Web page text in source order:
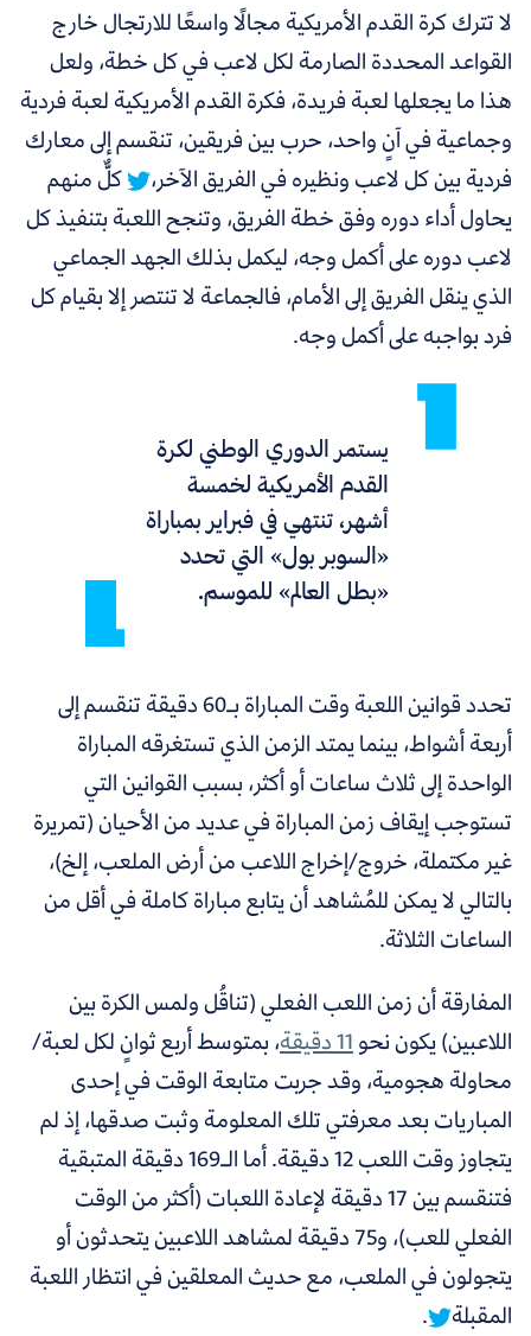
لا تترك كرة القدم الأمريكية مجالًا واسعًا للارتجال خارج
القواعد المحددة الصارمة لكل لاعب في كل خطة، ولعل
هذا ما يجعلها لعبة فريدة،فكرة القدم الأمريكية لعبة فردية
وجماعية في آنٍ واحد، حرب بين فريقين، تنقسم إلى معارك
فردية بين كل لاعب ونظيره في الفريق الآخر،
كلٌّ منهم
يحاول أداء دوره وفق خطة الفريق، وتنجح اللعبة بتنفيذ كل
لاعب دوره على أكمل وجه، ليكمل بذلك الجهد الجماعي
الذي ينقل الفريق إلى الأمام، فالجماعة لا تنتصر إلا بقيام كل
فرد بواجبه على أكمل وجه.
يستمر الدوري الوطني لكرة
القدم الأمريكية لخمسة
أشهر، تنتهي في فبراير بمباراة
«السوبر بول» التي تحدد
«بطل العالم» للموسم.
تحدد قوانين اللعبة وقت المباراة بـ60 دقيقة تنقسم إلى
أربعة أشواط، بينما يمتد الزمن الذي تستغرقه المباراة
الواحدة إلى ثلاث ساعات أو أكثر، بسبب القوانين التي
تستوجب إيقاف زمن المباراة في عديد من الأحيان (تمريرة
غير مكتملة، خروج/إخراج اللاعب من أرض الملعب، إلخ)،
بالتالي لا يمكن للمُشاهد أن يتابع مباراة كاملة في أقل من
الساعات الثلاثة.
المفارقة أن زمن اللعب الفعلي (تناقُل ولمس الكرة بين
اللاعبين) يكون نحو11 دقيقة
، بمتوسط أربع ثوانٍ لكل لعبة/
محاولة هجومية، وقد جربت متابعة الوقت في إحدى
المباريات بعد معرفتي تلك المعلومة وثبت صدقها، إذ لم
يتجاوز وقت اللعب 12 دقيقة. أما الـ169 دقيقة المتبقية
فتنقسم بين 17 دقيقة لإعادة اللعبات (أكثر من الوقت
الفعلي للعب)، و75 دقيقة لمشاهد اللاعبين يتحدثون أو
يتجولون في الملعب، مع حديث المعلقين في انتظار اللعبة
المقبلة
.